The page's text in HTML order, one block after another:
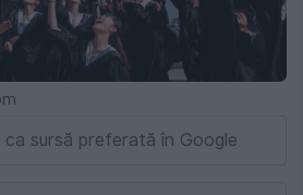
ca sursă preferată în Google